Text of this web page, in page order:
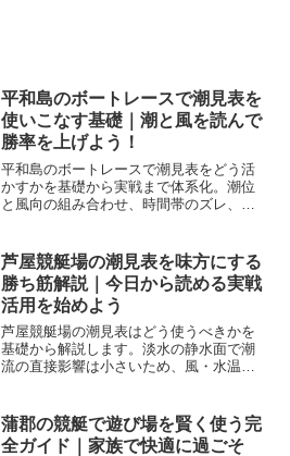
平和島のボートレースで潮見表を
使いこなす基礎｜潮と風を読んで
勝率を上げよう！
平和島のボートレースで潮見表をどう活
かすかを基礎から実戦まで体系化。潮位
と風向の組み合わせ、時間帯のズレ、コ
断を速く正確にします。
芦屋競艇場の潮見表を味方にする
勝ち筋解説｜今日から読める実戦
活用を始めよう
芦屋競艇場の潮見表はどう使うべきかを
基礎から解説します。淡水の静水面で潮
流の直接影響は小さいため、風・水温・
学べます。
蒲郡の競艇で遊び場を賢く使う完
全ガイド｜家族で快適に過ごそ